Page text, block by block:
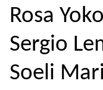
Rosa
Sergio
Soeli